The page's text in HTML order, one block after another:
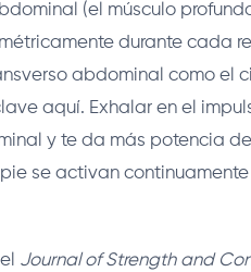
(el músculo
durante cada
abdominal como el
aquí. Exhalar en el
y te da más potencia
se activan
Journal of Strength and